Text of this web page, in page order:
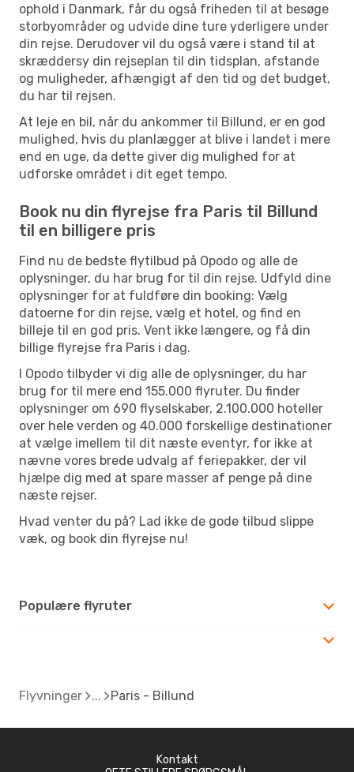
ophold i Danmark, får du også friheden til at besøge
storbyområder og udvide dine ture yderligere under
din rejse. Derudover vil du også være i stand til at
skræddersy din rejseplan til din tidsplan, afstande
og muligheder, afhængigt af den tid og det budget,
du har til rejsen.
At leje en bil, når du ankommer til Billund, er en god
mulighed, hvis du planlægger at blive i landet i mere
end en uge, da dette giver dig mulighed for at
udforske området i dit eget tempo.
Book nu din flyrejse fra Paris til Billund
til en billigere pris
Find nu de bedste flytilbud på Opodo og alle de
oplysninger, du har brug for til din rejse. Udfyld dine
oplysninger for at fuldføre din booking: Vælg
datoerne for din rejse, vælg et hotel, og find en
billeje til en god pris. Vent ikke længere, og få din
billige flyrejse fra Paris i dag.
I Opodo tilbyder vi dig alle de oplysninger, du har
brug for til mere end 155.000 flyruter. Du finder
oplysninger om 690 flyselskaber, 2.100.000 hoteller
over hele verden og 40.000 forskellige destinationer
at vælge imellem til dit næste eventyr, for ikke at
nævne vores brede udvalg af feriepakker, der vil
hjælpe dig med at spare masser af penge på dine
næste rejser.
Hvad venter du på? Lad ikke de gode tilbud slippe
væk, og book din flyrejse nu!
Populære flyruter
Flyvninger Paris - Billund
Kontakt